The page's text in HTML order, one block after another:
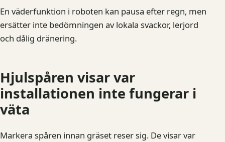
En väderfunktion i roboten kan pausa efter regn, men
ersätter inte bedömningen av lokala svackor, lerjord
och dålig dränering.
Hjulspåren visar var
installationen inte fungerar i
väta
Markera spåren innan gräset reser sig. De visar var